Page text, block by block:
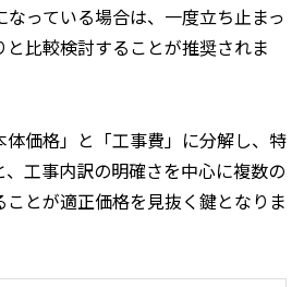
っている場合は、一度立ち止まっ
比較検討することが推奨されま
価格」と「工事費」に分解し、特
工事内訳の明確さを中心に複数の
ことが適正価格を見抜く鍵となりま